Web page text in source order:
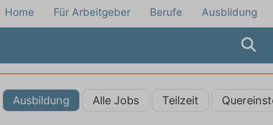
Home Für Arbeitgeber Berufe Ausbildung
Ausbildung Alle Jobs Teilzeit